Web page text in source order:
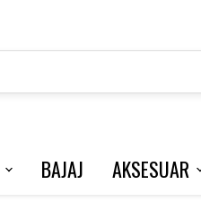
BAJAJ AKSESUAR